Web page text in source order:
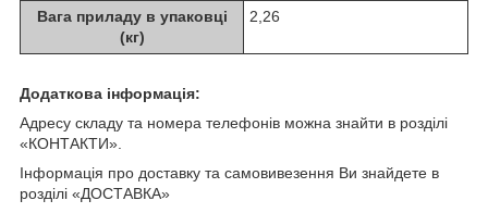
Вага приладу в упаковці
(кг)
2,26
Додаткова інформація:
Адресу складу та номера телефонів можна знайти в розділі
«КОНТАКТИ».
Інформація про доставку та самовивезення Ви знайдете в
розділі «ДОСТАВКА»